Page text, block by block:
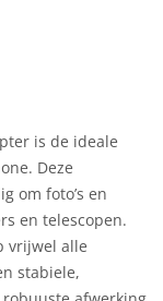
is de ideale
Deze
om foto’s en
en telescopen.
vrijwel alle
stabiele,